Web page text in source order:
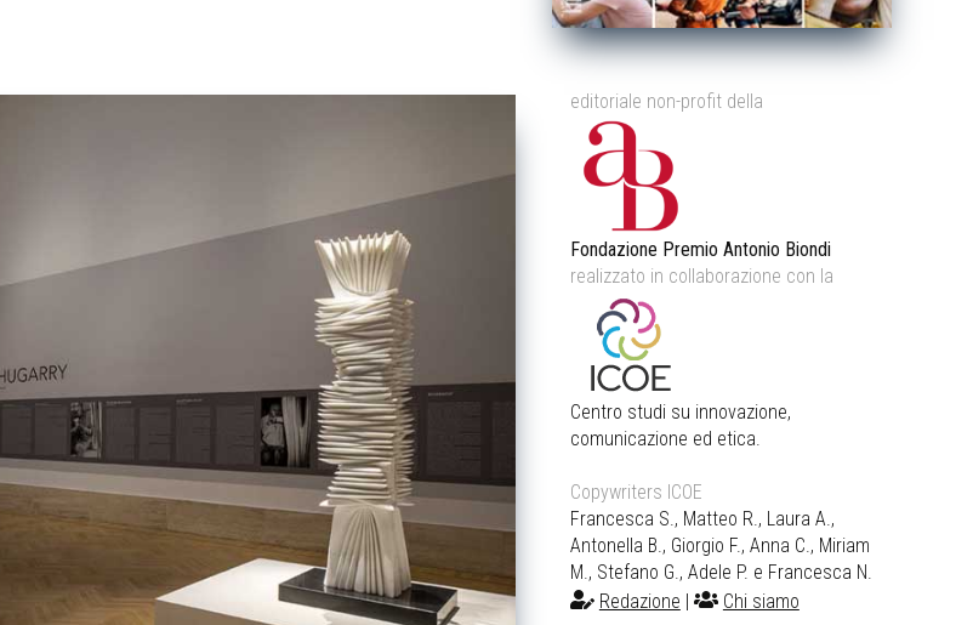
editoriale non-profit della
Fondazione Premio Antonio Biondi
realizzato in collaborazione con la
Centro studi su innovazione,
comunicazione ed etica.
Copywriters ICOE
Francesca S., Matteo R., Laura A.,
Antonella B., Giorgio F., Anna C., Miriam
M., Stefano G., Adele P. e Francesca N.
Redazione
Chi siamo